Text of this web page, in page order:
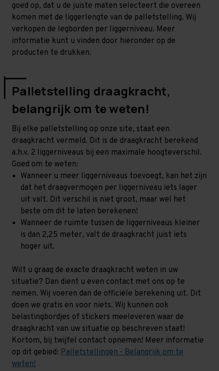
goed op, dat u de juiste maten selecteert die overeen
komen met de liggerlengte van de palletstelling. Wij
verkopen de legborden per liggerniveau. Meer
informatie kunt u vinden door hieronder op de
producten te drukken.
Palletstelling draagkracht,
belangrijk om te weten!
Bij elke palletstelling op onze site, staat een
draagkracht vermeld. Dit is de draagkracht berekend
a.h.v. 2 liggerniveaus bij een maximale hoogteverschil.
Goed om te weten:
Wanneer u meer liggerniveaus toevoegt, kan het zijn
dat het draagvermogen per liggerniveau iets lager
uit valt. Dit verschil is niet groot, maar wel het
beste om dit te laten berekenen!
Wanneer de ruimte tussen de liggerniveaus kleiner
is dan 2,25 meter, valt de draagkracht juist iets
hoger uit.
Wilt u graag de exacte draagkracht weten in uw
situatie? Dan dient u even contact met ons op te
nemen. Wij voeren dan de officiële berekening uit. Dit
doen we gratis en voor niets. Wij kunnen ook
belastingbordjes of stickers meeleveren waar de
draagkracht van uw situatie op beschreven staat!
Kortom, bij twijfel contact opnemen! Meer informatie
op dit gebied: Palletstellingen - Belangrijk om te
weten!